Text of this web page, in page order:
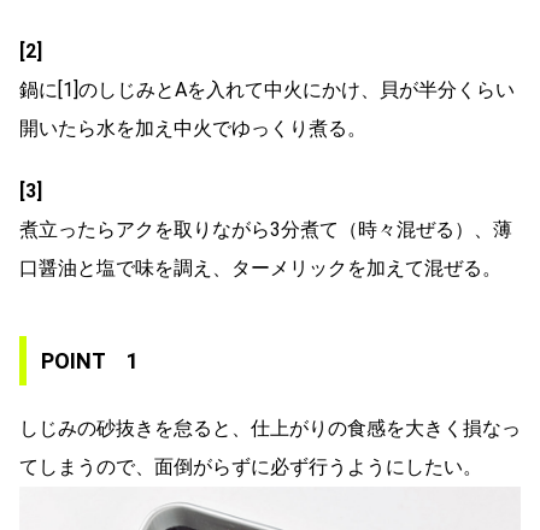
[2]
鍋に[1]のしじみとAを入れて中火にかけ、貝が半分くらい
開いたら水を加え中火でゆっくり煮る。
[3]
煮立ったらアクを取りながら3分煮て（時々混ぜる）、薄
口醤油と塩で味を調え、ターメリックを加えて混ぜる。
POINT 1
しじみの砂抜きを怠ると、仕上がりの食感を大きく損なっ
てしまうので、面倒がらずに必ず行うようにしたい。